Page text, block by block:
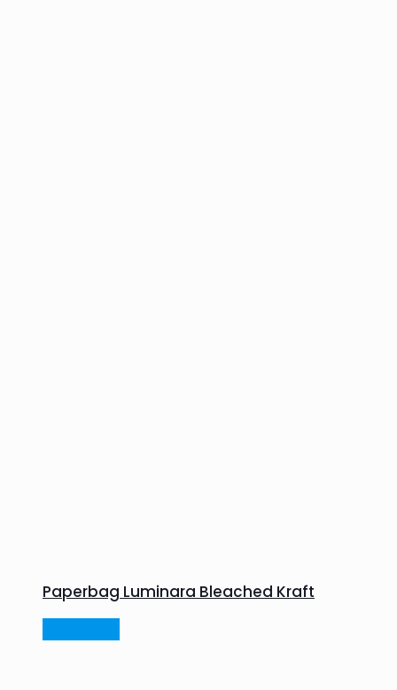
Paperbag Luminara Bleached Kraft